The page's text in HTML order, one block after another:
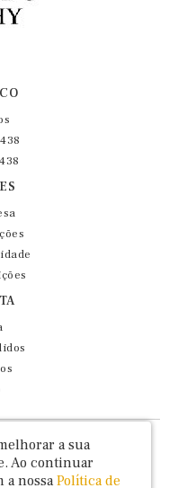
0001-86
/ SP - CEP 03016-030
a sua
Ao continuar
a nossa Política de